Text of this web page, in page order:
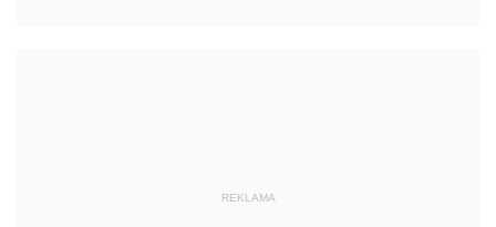
REKLAMA